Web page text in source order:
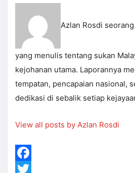
Azlan Rosdi
yang menulis tentang sukan
kejohanan utama. Laporannya
tempatan, pencapaian nasional,
dedikasi di sebalik setiap
View all posts by Azlan Rosdi
Facebook